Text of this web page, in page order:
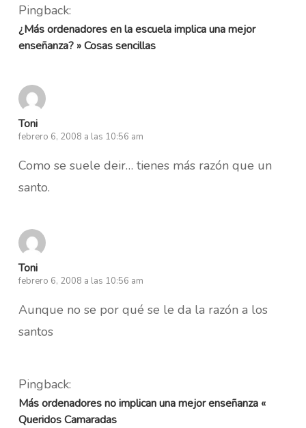
Pingback:
¿Más ordenadores en la escuela implica una mejor
enseñanza? » Cosas sencillas
Toni
febrero 6, 2008 a las 10:56 am
Como se suele deir… tienes más razón que un
santo.
Toni
febrero 6, 2008 a las 10:56 am
Aunque no se por qué se le da la razón a los
santos
Pingback:
Más ordenadores no implican una mejor enseñanza «
Queridos Camaradas